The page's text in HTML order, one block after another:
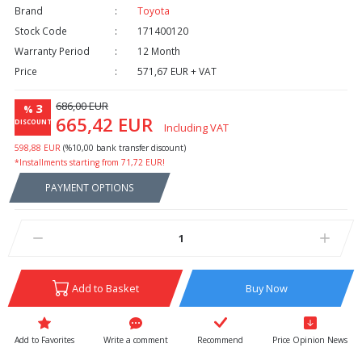
Brand
Toyota
Stock Code
171400120
Warranty Period
12 Month
Price
571,67 EUR + VAT
% 3
DISCOUNT
686,00 EUR
665,42 EUR Including VAT
598,88 EUR (%10,00 bank transfer discount)
*Installments starting from 71,72 EUR!
PAYMENT OPTIONS
Add to Basket Buy Now
Write a comment Recommend Price Opinion News